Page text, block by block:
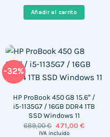
era:
977,00 €.
es:
439,00
Añadir al carrito
-32%
HP ProBook 450 G8 15.6″ /
i5-1135G7 / 16GB DDR4 1TB
SSD Windows 11
689,00€ El
precio
471,00 €El
IVA incluido